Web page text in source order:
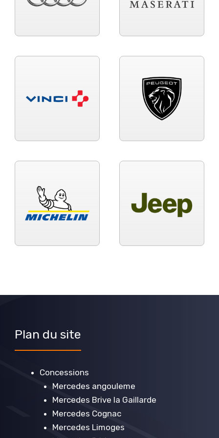
Plan du site
Concessions
Mercedes angouleme
Mercedes Brive la Gaillarde
Mercedes Cognac
Mercedes Limoges